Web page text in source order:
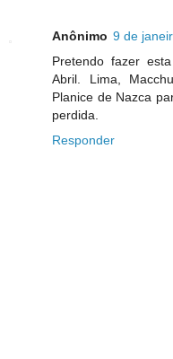
Anônimo 9 de
Pretendo fazer
Abril. Lima,
Planice de Nazca
perdida.
Responder